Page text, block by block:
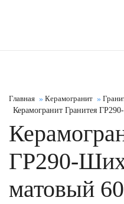
Главная Керамогранит
Керамогранит Гранитея
ГР290-
матовый